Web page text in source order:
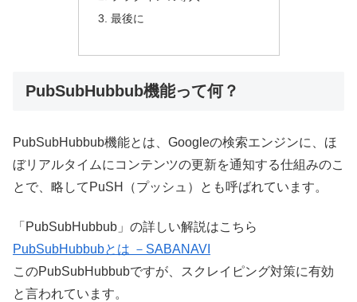
最後に
PubSubHubbub機能って何？
PubSubHubbub機能とは、Googleの検索エンジンに、ほ
ぼリアルタイムにコンテンツの更新を通知する仕組みのこ
とで、略してPuSH（プッシュ）とも呼ばれています。
「PubSubHubbub」の詳しい解説はこちら
PubSubHubbubとは －SABANAVI
このPubSubHubbubですが、スクレイピング対策に有効
と言われています。